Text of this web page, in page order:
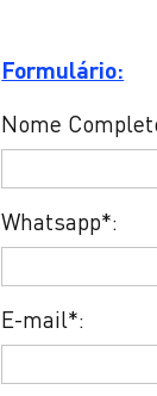
Formulário:
Nome
Whatsapp*:
E-mail*: